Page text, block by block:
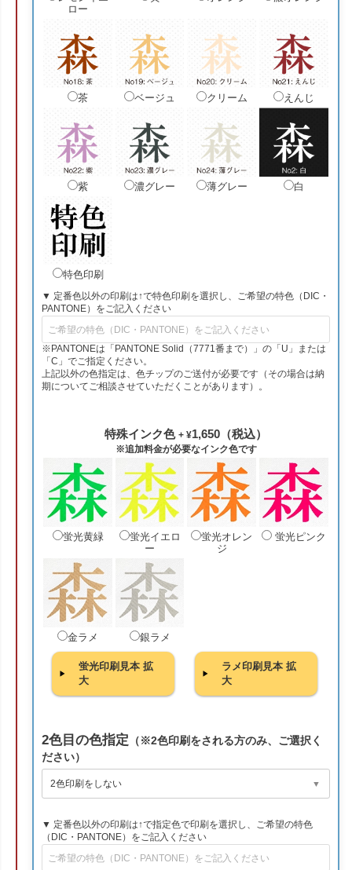
ロー
茶 ベージュ クリーム えんじ
紫 濃グレー 薄グレー 白
特色印刷
▼ 定番色以外の印刷は↑で特色印刷を選択し、ご希望の特色（DIC・
PANTONE）をご記入ください
※PANTONEは「PANTONE Solid（7771番まで）」の「U」または
「C」でご指定ください。
上記以外の色指定は、色チップのご送付が必要です（その場合は納
期についてご相談させていただくことがあります）。
特殊インク色 + ¥1,650（税込）
※追加料金が必要なインク色です
蛍光黄緑
蛍光イエロ
ー
蛍光オレン
ジ
蛍光ピンク
金ラメ 銀ラメ
蛍光印刷見本 拡
大
ラメ印刷見本 拡
大
2色目の色指定 （※2色印刷をされる方のみ、ご選択く
ださい）
▼ 定番色以外の印刷は↑で指定色で印刷を選択し、ご希望の特色
（DIC・PANTONE）をご記入ください